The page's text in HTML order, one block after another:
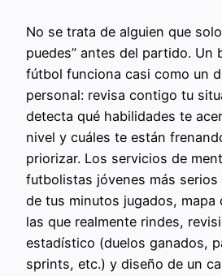
No se trata de alguien que
puedes” antes del partido. Un
fútbol funciona casi como un
personal: revisa contigo tu
detecta qué habilidades te
nivel y cuáles te están
priorizar. Los servicios de
futbolistas jóvenes más serios
de tus minutos jugados, mapa
las que realmente rindes,
estadístico (duelos ganados,
sprints, etc.) y diseño de un